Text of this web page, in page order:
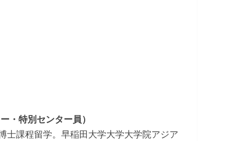
・特別センター員）
士課程留学。早稲田大学大学大学院アジア